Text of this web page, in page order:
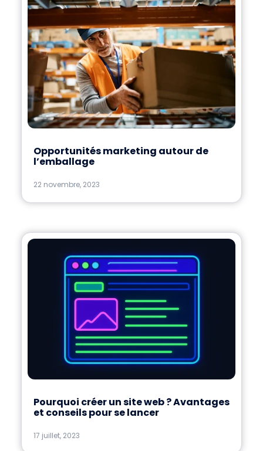
Opportunités marketing autour de
l’emballage
22 novembre, 2023
Pourquoi créer un site web ? Avantages
et conseils pour se lancer
17 juillet, 2023